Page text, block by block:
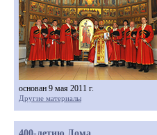
основан 9 мая 2011 г.
Другие материалы